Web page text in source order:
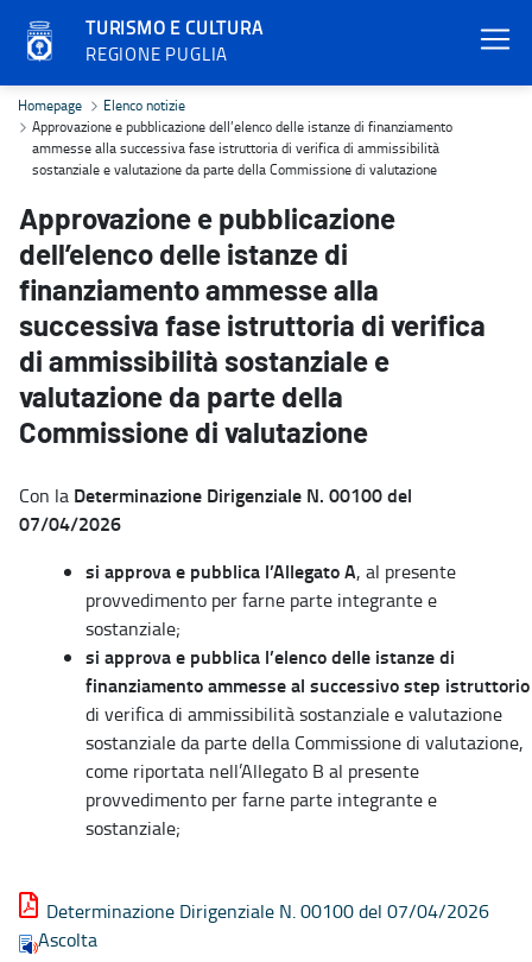
TURISMO E CULTURA
REGIONE PUGLIA
Approvazione e pubblicazione dell’elenco delle istanze di
Homepage
Elenco notizie
Approvazione e pubblicazione dell’elenco delle istanze di finanziamento
ammesse alla successiva fase istruttoria di verifica di ammissibilità
sostanziale e valutazione da parte della Commissione di valutazione
Approvazione e pubblicazione
dell’elenco delle istanze di
finanziamento ammesse alla
successiva fase istruttoria di verifica
di ammissibilità sostanziale e
valutazione da parte della
Commissione di valutazione
Con la Determinazione Dirigenziale N. 00100 del
07/04/2026
si approva e pubblica l’Allegato A, al presente
provvedimento per farne parte integrante e
sostanziale;
si approva e pubblica l’elenco delle istanze di
finanziamento ammesse al successivo step istruttorio
di verifica di ammissibilità sostanziale e valutazione
sostanziale da parte della Commissione di valutazione,
come riportata nell’Allegato B al presente
provvedimento per farne parte integrante e
sostanziale;
Determinazione Dirigenziale N. 00100 del 07/04/2026
Ascolta